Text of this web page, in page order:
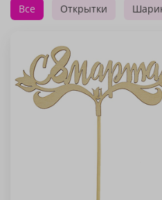
Все Открытки